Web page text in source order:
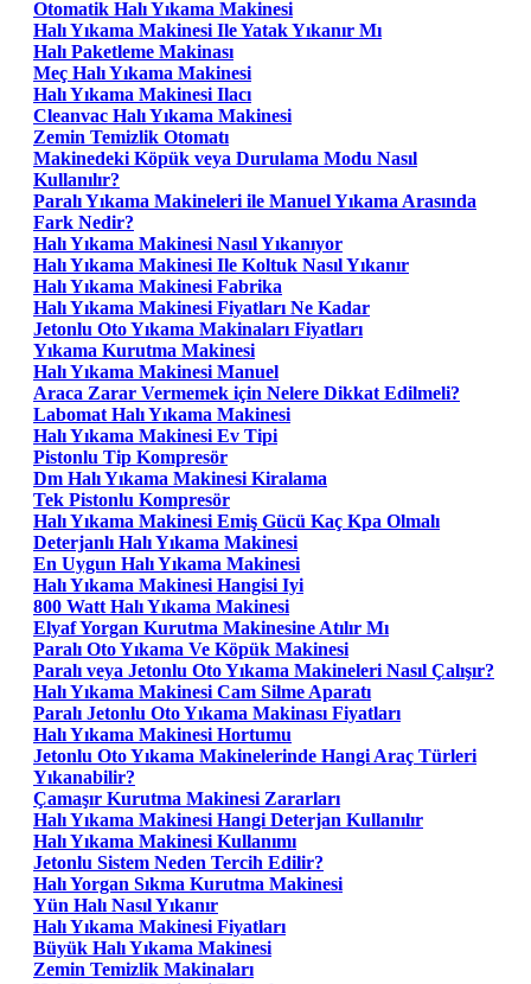
Otomatik Halı Yıkama Makinesi
Halı Yıkama Makinesi Ile Yatak Yıkanır Mı
Halı Paketleme Makinası
Meç Halı Yıkama Makinesi
Halı Yıkama Makinesi Ilacı
Cleanvac Halı Yıkama Makinesi
Zemin Temizlik Otomatı
Makinedeki Köpük veya Durulama Modu Nasıl
Kullanılır?
Paralı Yıkama Makineleri ile Manuel Yıkama Arasında
Fark Nedir?
Halı Yıkama Makinesi Nasıl Yıkanıyor
Halı Yıkama Makinesi Ile Koltuk Nasıl Yıkanır
Halı Yıkama Makinesi Fabrika
Halı Yıkama Makinesi Fiyatları Ne Kadar
Jetonlu Oto Yıkama Makinaları Fiyatları
Yıkama Kurutma Makinesi
Halı Yıkama Makinesi Manuel
Araca Zarar Vermemek için Nelere Dikkat Edilmeli?
Labomat Halı Yıkama Makinesi
Halı Yıkama Makinesi Ev Tipi
Pistonlu Tip Kompresör
Dm Halı Yıkama Makinesi Kiralama
Tek Pistonlu Kompresör
Halı Yıkama Makinesi Emiş Gücü Kaç Kpa Olmalı
Deterjanlı Halı Yıkama Makinesi
En Uygun Halı Yıkama Makinesi
Halı Yıkama Makinesi Hangisi Iyi
800 Watt Halı Yıkama Makinesi
Elyaf Yorgan Kurutma Makinesine Atılır Mı
Paralı Oto Yıkama Ve Köpük Makinesi
Paralı veya Jetonlu Oto Yıkama Makineleri Nasıl Çalışır?
Halı Yıkama Makinesi Cam Silme Aparatı
Paralı Jetonlu Oto Yıkama Makinası Fiyatları
Halı Yıkama Makinesi Hortumu
Jetonlu Oto Yıkama Makinelerinde Hangi Araç Türleri
Yıkanabilir?
Çamaşır Kurutma Makinesi Zararları
Halı Yıkama Makinesi Hangi Deterjan Kullanılır
Halı Yıkama Makinesi Kullanımı
Jetonlu Sistem Neden Tercih Edilir?
Halı Yorgan Sıkma Kurutma Makinesi
Yün Halı Nasıl Yıkanır
Halı Yıkama Makinesi Fiyatları
Büyük Halı Yıkama Makinesi
Zemin Temizlik Makinaları